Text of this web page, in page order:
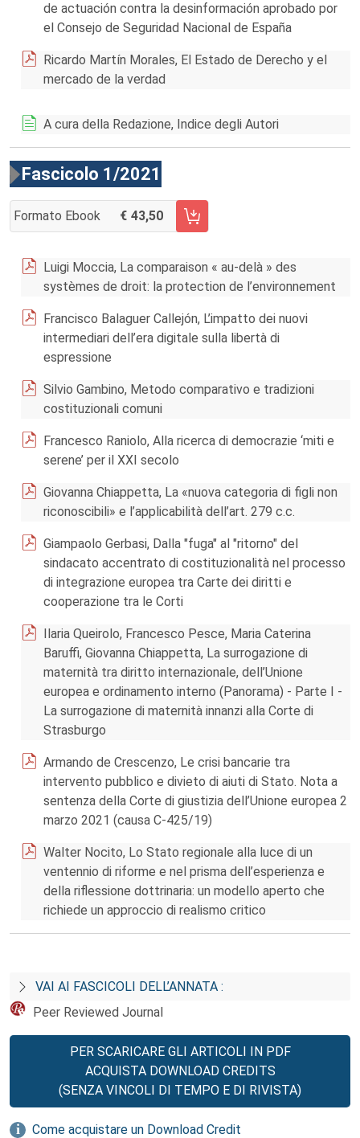
de actuación contra la desinformación aprobado por
el Consejo de Seguridad Nacional de España
Ricardo Martín Morales, El Estado de Derecho y el
mercado de la verdad
A cura della Redazione, Indice degli Autori
Fascicolo 1/2021
Formato Ebook 43,50
AGGIUNGI AL CARRELLO FASCICOLO 1/2021
Luigi Moccia, La comparaison « au-delà » des
systèmes de droit: la protection de l’environnement
Francisco Balaguer Callejón, L’impatto dei nuovi
intermediari dell’era digitale sulla libertà di
espressione
Silvio Gambino, Metodo comparativo e tradizioni
costituzionali comuni
Francesco Raniolo, Alla ricerca di democrazie ‘miti e
serene’ per il XXI secolo
Giovanna Chiappetta, La «nuova categoria di figli non
riconoscibili» e l’applicabilità dell’art. 279 c.c.
Giampaolo Gerbasi, Dalla "fuga" al "ritorno" del
sindacato accentrato di costituzionalità nel processo
di integrazione europea tra Carte dei diritti e
cooperazione tra le Corti
Ilaria Queirolo, Francesco Pesce, Maria Caterina
Baruffi, Giovanna Chiappetta, La surrogazione di
maternità tra diritto internazionale, dell’Unione
europea e ordinamento interno (Panorama) - Parte I -
La surrogazione di maternità innanzi alla Corte di
Strasburgo
Armando de Crescenzo, Le crisi bancarie tra
intervento pubblico e divieto di aiuti di Stato. Nota a
sentenza della Corte di giustizia dell’Unione europea 2
marzo 2021 (causa C-425/19)
Walter Nocito, Lo Stato regionale alla luce di un
ventennio di riforme e nel prisma dell’esperienza e
della riflessione dottrinaria: un modello aperto che
richiede un approccio di realismo critico
VAI AI FASCICOLI DELL’ANNATA :
Peer Reviewed Journal
PER SCARICARE GLI ARTICOLI IN PDF
ACQUISTA DOWNLOAD CREDITS
(SENZA VINCOLI DI TEMPO E DI RIVISTA)
Come acquistare un Download Credit